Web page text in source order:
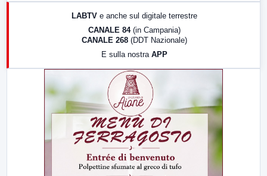
17:00 LabNews (replica)
LABTV e anche sul digitale terrestre
CANALE 84 (in Campania)
CANALE 268 (DDT Nazionale)
E sulla nostra APP